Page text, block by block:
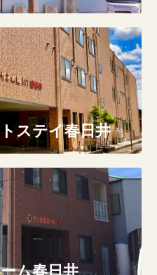
ステイ春日井
ム春日井